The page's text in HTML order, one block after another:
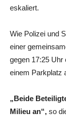
eskaliert.
Wie Polizei und
einer
gegen 17:25 Uhr
einem Parkplatz
„Beide
Milieu an“, so